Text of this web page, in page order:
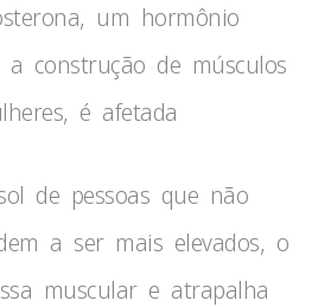
um hormônio
construção de músculos
é afetada
de pessoas que não
a ser mais elevados, o
muscular e atrapalha